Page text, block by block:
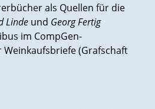
als Quellen für die
Linde und Georg Fertig
im CompGen-
(Grafschaft